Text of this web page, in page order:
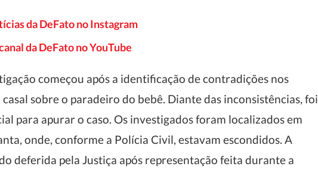
da DeFato no Instagram
da DeFato no YouTube
começou após a identificação de contradições nos
sobre o paradeiro do bebê. Diante das inconsistências, foi
para apurar o caso. Os investigados foram localizados em
onde, conforme a Polícia Civil, estavam escondidos. A
deferida pela Justiça após representação feita durante a